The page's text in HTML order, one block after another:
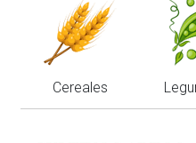
Cereales